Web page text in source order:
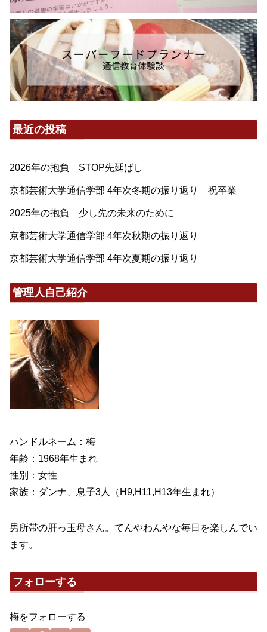
最近の投稿
2026年の抱負 STOP先延ばし
京都芸術大学通信学部 4年次冬期の振り返り 祝卒業
2025年の抱負 少し先の未来のために
京都芸術大学通信学部 4年次秋期の振り返り
京都芸術大学通信学部 4年次夏期の振り返り
管理人自己紹介
ハンドルネーム：梅
年齢：1968年生まれ
性別：女性
家族：ダンナ、息子3人（H9,H11,H13年生まれ）
男所帯の肝っ玉母さん。てんやわんやな毎日を楽しんでい
ます。
フォローする
梅をフォローする